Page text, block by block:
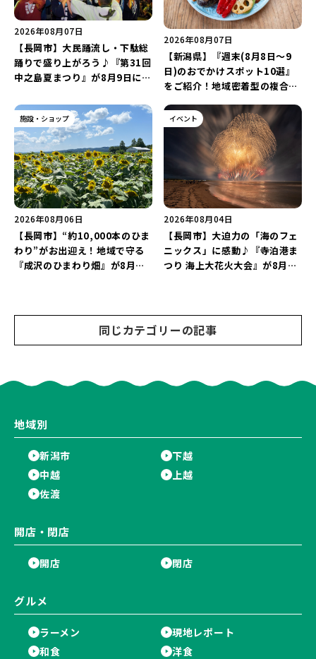
2026年08月07日
【長岡市】大民踊流し・下駄総
踊りで盛り上がろう♪『第31回
中之島夏まつり』が8月9日に開
手”のシュート対決は必見♪
2026年08月07日
【新潟県】『週末(8月8日～9
日)のおでかけスポット10選』
をご紹介！地域密着型の複合施
ナ丸大新潟のサマーフェスタ
2026」がおすすめ♪
施設・ショップ
2026年08月06日
【長岡市】“約10,000本のひま
わり”がお出迎え！地域で守る
『成沢のひまわり畑』が8月中
イベント
2026年08月04日
【長岡市】大迫力の「海のフェ
ニックス」に感動♪『寺泊港ま
つり 海上大花火大会』が8月7
同じカテゴリーの記事
地域別
新潟市
下越
中越
上越
佐渡
開店・閉店
開店 閉店
グルメ
ラーメン
現地レポート
和食
洋食